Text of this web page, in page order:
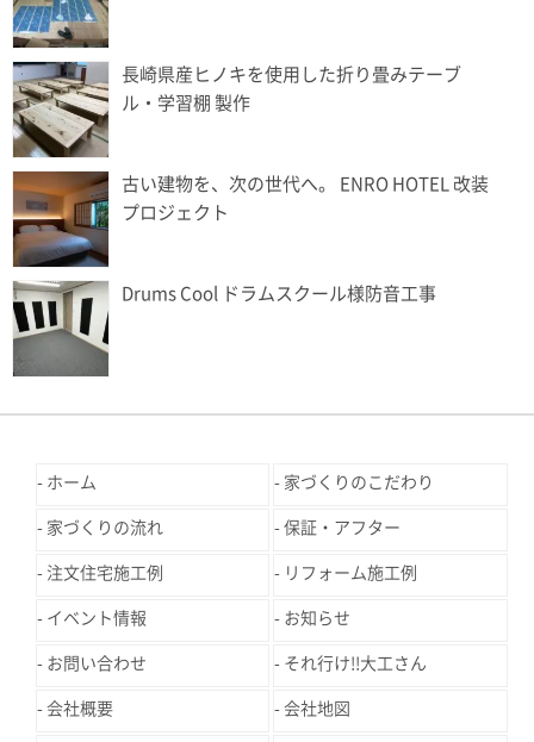
長崎県産ヒノキを使用した折り畳みテーブ
ル・学習棚 製作
古い建物を、次の世代へ。 ENRO HOTEL 改装
プロジェクト
Drums Cool ドラムスクール様防音工事
ホーム 家づくりのこだわり
家づくりの流れ 保証・アフター
注文住宅施工例 リフォーム施工例
イベント情報 お知らせ
お問い合わせ それ行け!!大工さん
会社概要 会社地図